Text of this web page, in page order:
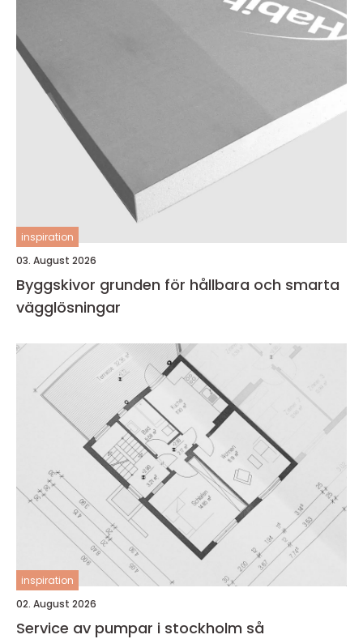
inspiration
03. August 2026
Byggskivor grunden för hållbara och smarta
vägglösningar
inspiration
02. August 2026
Service av pumpar i stockholm så